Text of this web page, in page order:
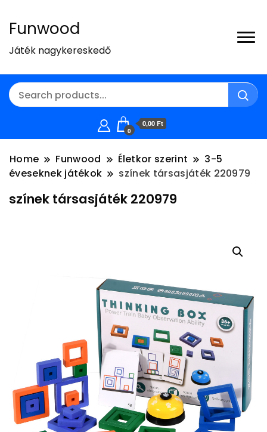
Funwood
Játék nagykereskedő
0
0,00 Ft
Home Funwood Életkor szerint
3-5
éveseknek játékok
színek társasjáték 220979
színek társasjáték 220979